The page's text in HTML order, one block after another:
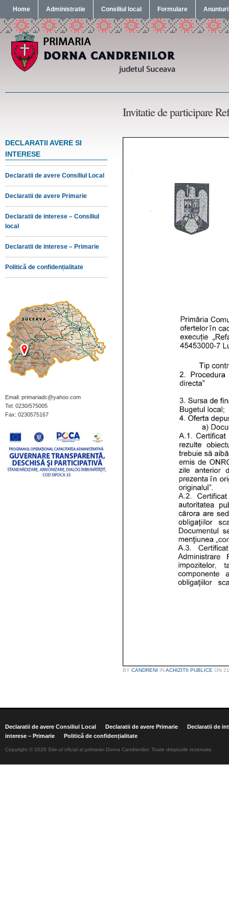
Home Administratie Consiliul local Formulare Anunturi
Invitatie de participare
DECLARATII AVERE SI
INTERESE
Declaratii de avere Consiliul Local
Declaratii de avere Primarie
Declaratii de interese – Consiliul
local
Declaratii de interese – Primarie
Politică de confidențialitate
Email: primariadc@yahoo.com
Tel: 0230/575005
Fax: 0230575167
BY CANDRENI INACHIZITII PUBLICE ON
Declaratii de avere Consiliul Local Declaratii de avere Primarie
Declaratii de
interese – Primarie
Politică de confidențialitate
Copyright © 2026 Site-ul oficial al primariei Dorna Candrenilor. Toate drepturile rezervate.